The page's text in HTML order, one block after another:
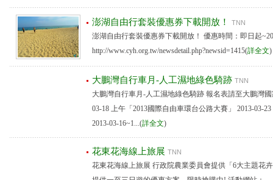
澎湖自由行套裝優惠券下載開放！ TNN
澎湖自由行套裝優惠券下載開放！ 優惠時間：即日起
http://www.cyh.org.tw/newsdetail.php?newsid=1415(詳全文)
大鵬灣自行車月-人工濕地綠色騎跡 TNN
大鵬灣自行車月-人工濕地綠色騎跡 報名表請至大鵬灣
03-18 上午「2013國際自由車環台公路大賽」 2013-03-
2013-03-16~1...(詳全文)
花東花海線上旅展 TNN
花東花海線上旅展 行政院農業委員會提供「6大主題花